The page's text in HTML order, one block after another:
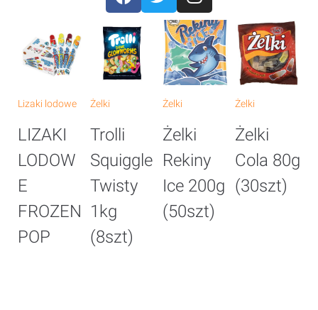
Lizaki lodowe
LIZAKI
LODOW
E
FROZEN
POP
Żelki
Trolli
Squiggle
Twisty
1kg
(8szt)
Żelki
Żelki
Rekiny
Ice 200g
(50szt)
Żelki
Żelki
Cola 80g
(30szt)